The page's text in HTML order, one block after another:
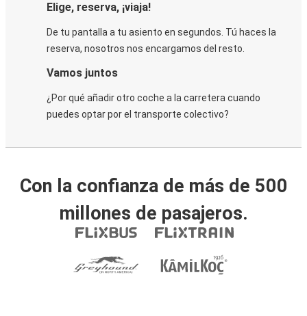
Elige, reserva, ¡viaja!
De tu pantalla a tu asiento en segundos. Tú haces la
reserva, nosotros nos encargamos del resto.
Vamos juntos
¿Por qué añadir otro coche a la carretera cuando
puedes optar por el transporte colectivo?
Con la confianza de más de 500
millones de pasajeros.